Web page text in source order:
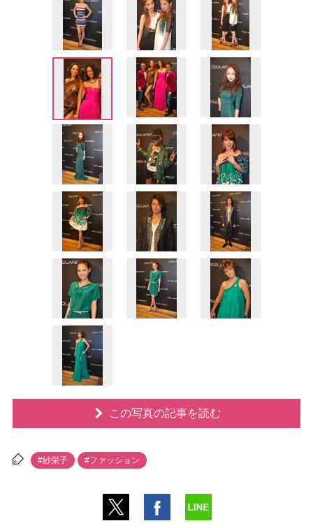
この写真の記事を読む
#紗栄子 #ファッション